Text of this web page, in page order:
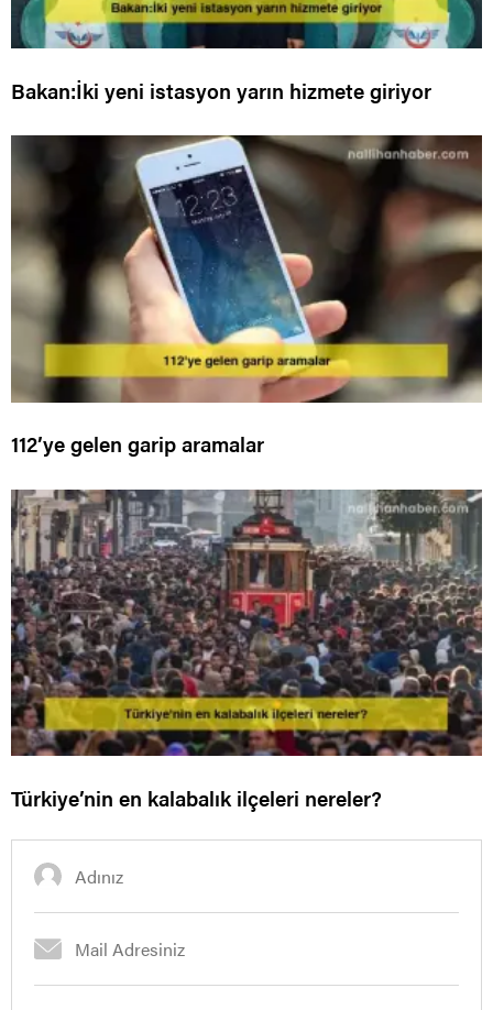
Bakan:İki yeni istasyon yarın hizmete giriyor
112’ye gelen garip aramalar
Türkiye’nin en kalabalık ilçeleri nereler?